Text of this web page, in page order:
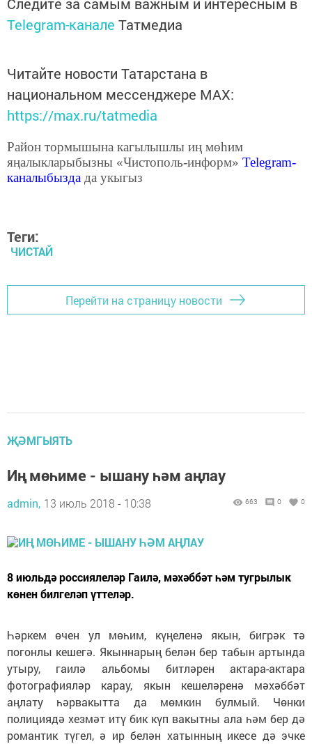
Telegram-канале Татмедиа
Читайте новости Татарстана в
национальном мессенджере MАХ:
https://max.ru/tatmedia
Район тормышына кагылышлы иң мөһим
яңалыкларыбызны «Чистополь-информ» Telegram-
каналыбызда да укыгыз
Теги:
ЧИСТАЙ
Перейти на страницу новости
ҖӘМГЫЯТЬ
Иң мөһиме - ышану һәм аңлау
admin, 13 июль 2018 - 10:38 663 0 0
8 июльдә россиялеләр Гаилә, мәхәббәт һәм тугрылык
көнен билгеләп үттеләр.
Һәркем өчен ул мөһим, күңеленә якын, бигрәк тә
погонлы кешегә. Якыннарың белән бер табын артында
утыру, гаилә альбомы битләрен актара-актара
фотографияләр карау, якын кешеләренә мәхәббәт
аңлату һәрвакытта да мөмкин булмый. Чөнки
полициядә хезмәт итү бик күп вакытны ала һәм бер дә
романтик түгел, ә ир белән хатынның икесе дә эчке